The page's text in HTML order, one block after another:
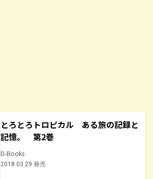
とろとろトロピカル ある旅の記録と
記憶。 第2巻
D-Books
2018.03.29 発売